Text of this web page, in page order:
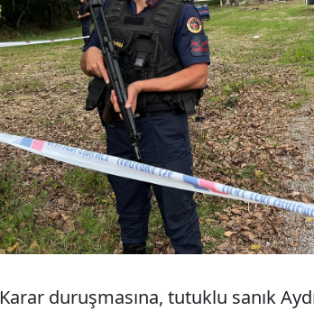
Karar duruşmasına, tutuklu sanık